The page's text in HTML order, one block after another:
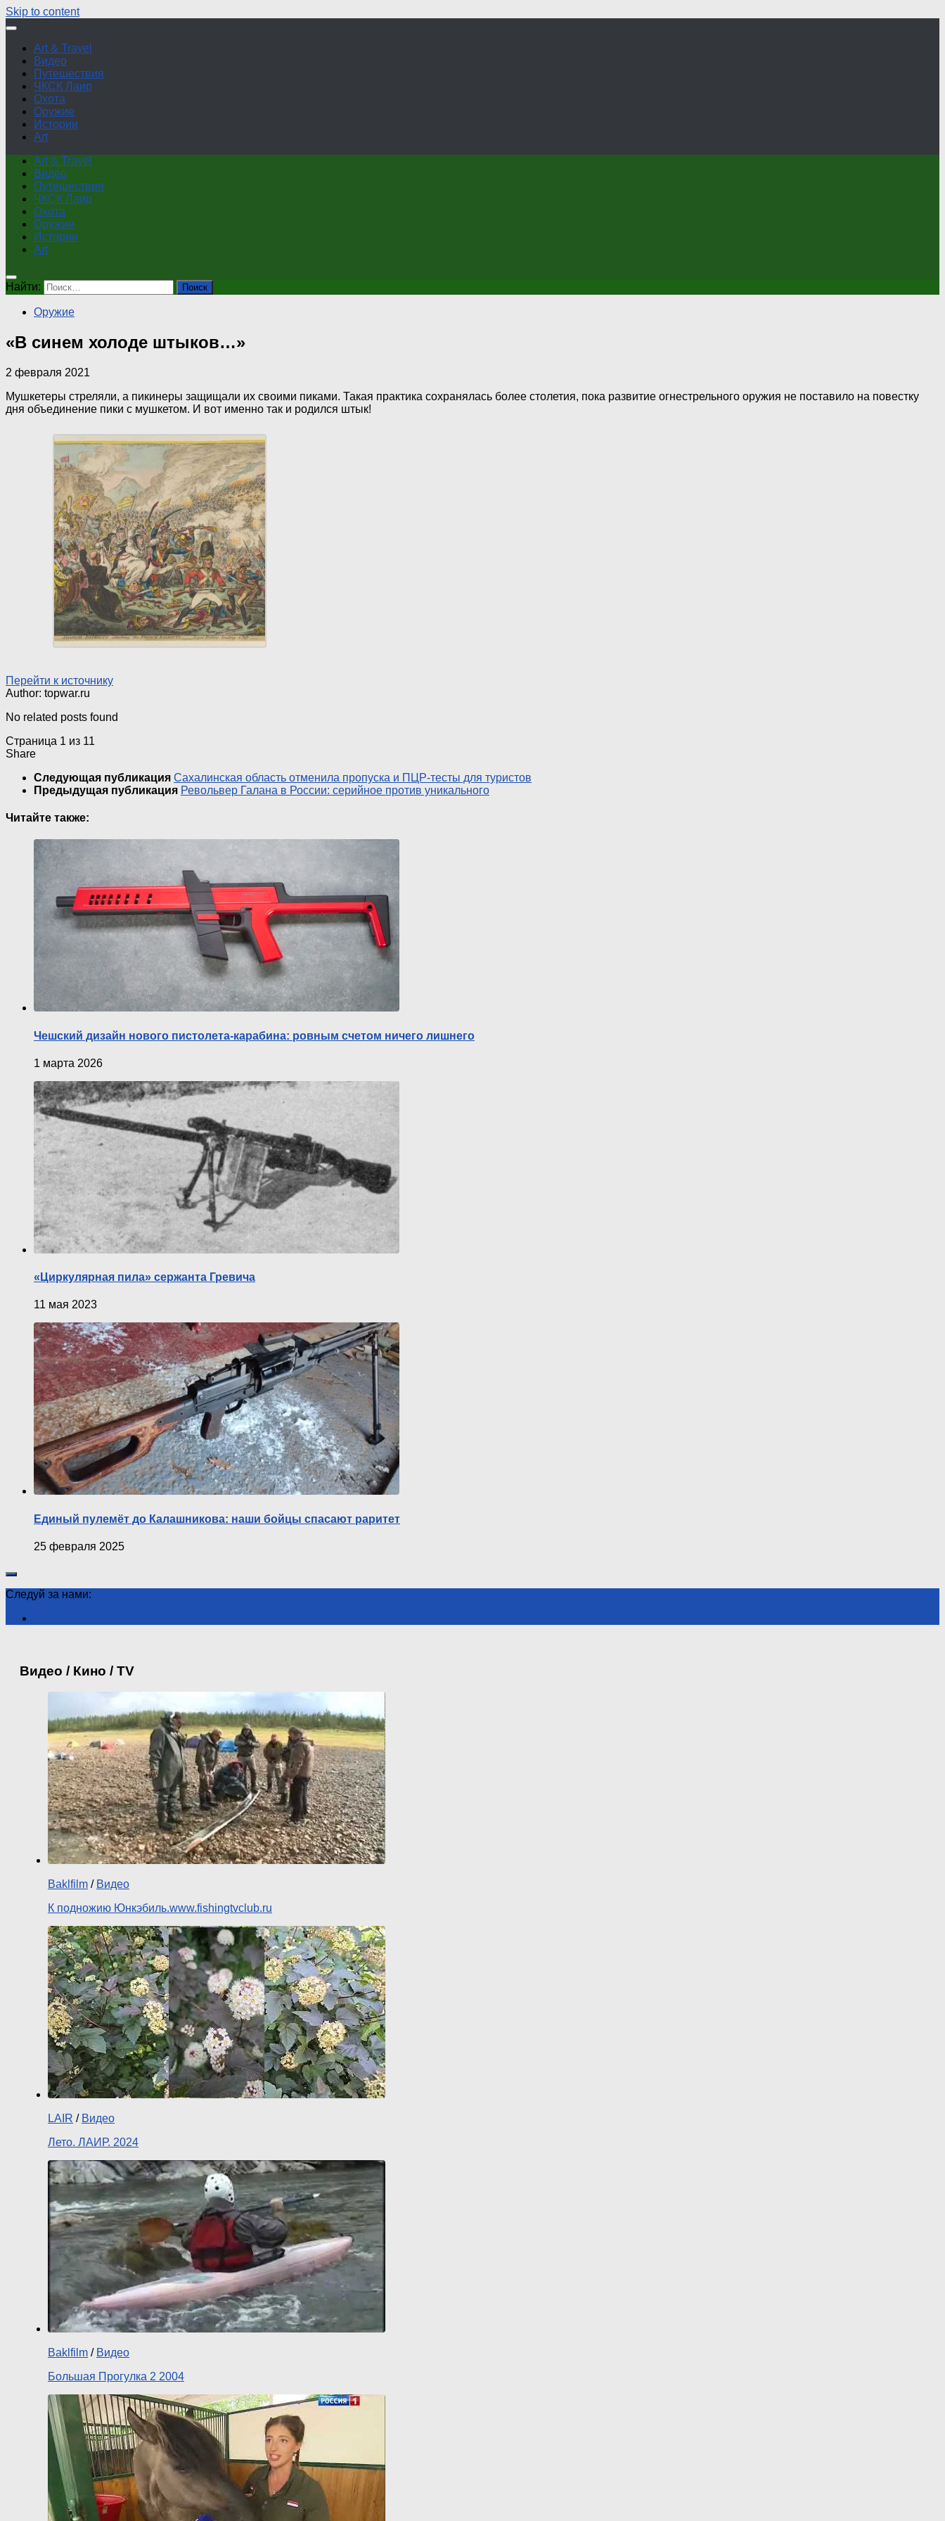
Skip to content
Art & Travel
Видео
Путешествия
ЧКСК Лаир
Охота
Оружие
Истории
Art
Art & Travel
Видео
Путешествия
ЧКСК Лаир
Охота
Оружие
Истории
Art
Найти:
Оружие
«В синем холоде штыков…»
2 февраля 2021
Мушкетеры стреляли, а пикинеры защищали их своими пиками. Такая практика сохранялась более столетия, пока развитие огнестрельного оружия не поставило на повестку
дня объединение пики с мушкетом. И вот именно так и родился штык!
Перейти к источнику
Author: topwar.ru
No related posts found
Страница 1 из 11
Share
Следующая публикация Сахалинская область отменила пропуска и ПЦР-тесты для туристов
Предыдущая публикация Револьвер Галана в России: серийное против уникального
Читайте также:
Чешский дизайн нового пистолета-карабина: ровным счетом ничего лишнего
1 марта 2026
«Циркулярная пила» сержанта Гревича
11 мая 2023
Единый пулемёт до Калашникова: наши бойцы спасают раритет
25 февраля 2025
Следуй за нами:
Видео / Кино / TV
Baklfilm / Видео
К подножию Юнкэбиль.www.fishingtvclub.ru
LAIR / Видео
Лето. ЛАИР. 2024
Baklfilm / Видео
Большая Прогулка 2 2004